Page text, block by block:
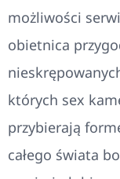
możliwości
obietnica
których sex
przybierają
całego świata